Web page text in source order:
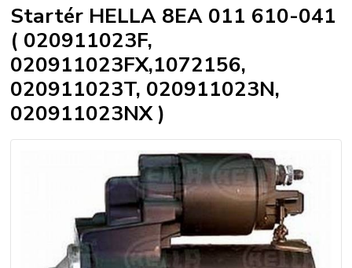
Startér HELLA 8EA 011 610-041
( 020911023F,
020911023FX,1072156,
020911023T, 020911023N,
020911023NX )